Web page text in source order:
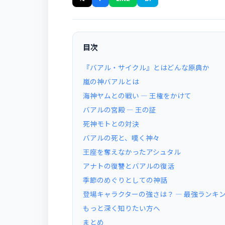
目次
『バアル・サイクル』とはどんな原典か
嵐の神バアルとは
海神ヤムとの戦い ― 王権をかけて
バアルの宮殿 ― 王の証
死神モトとの対決
バアルの死と、嘆く神々
王座を奪えなかったアシュタル
アナトの復讐とバアルの復活
季節のめぐりとしての神話
登場キャラクターの強さは？ ― 最強ランキ
もっと深く知りたい方へ
まとめ